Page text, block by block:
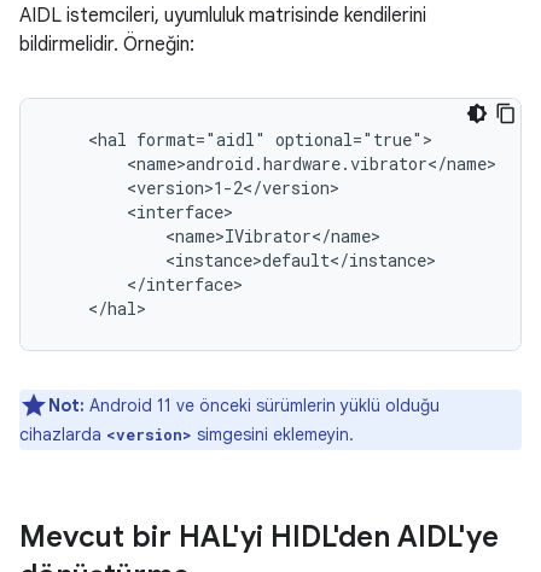
AIDL istemcileri, uyumluluk matrisinde kendilerini
bildirmelidir. Örneğin:
    <hal format="aidl" optional="true">
        <name>android.hardware.vibrator</name>
        <version>1-2</version>
        <interface>
            <name>IVibrator</name>
            <instance>default</instance>
        </interface>
Not: Android 11 ve önceki sürümlerin yüklü olduğu
cihazlarda <version> simgesini eklemeyin.
Mevcut bir HAL'yi HIDL'den AIDL'ye